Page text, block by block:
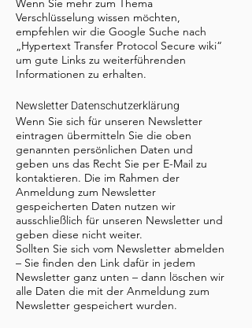
Wenn Sie mehr zum Thema
Verschlüsselung wissen möchten,
empfehlen wir die Google Suche nach
„Hypertext Transfer Protocol Secure wiki“
um gute Links zu weiterführenden
Informationen zu erhalten.
Newsletter Datenschutzerklärung
Wenn Sie sich für unseren Newsletter
eintragen übermitteln Sie die oben
genannten persönlichen Daten und
geben uns das Recht Sie per E-Mail zu
kontaktieren. Die im Rahmen der
Anmeldung zum Newsletter
gespeicherten Daten nutzen wir
ausschließlich für unseren Newsletter und
geben diese nicht weiter.
Sollten Sie sich vom Newsletter abmelden
– Sie finden den Link dafür in jedem
Newsletter ganz unten – dann löschen wir
alle Daten die mit der Anmeldung zum
Newsletter gespeichert wurden.